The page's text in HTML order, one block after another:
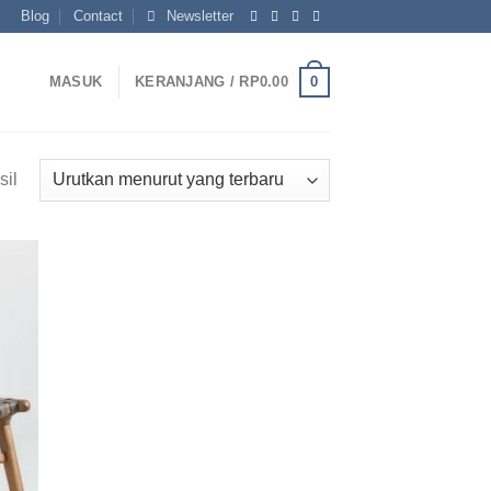
Blog Contact Newsletter
MASUK KERANJANG / RP0.00 0
Diurutkan
menurut